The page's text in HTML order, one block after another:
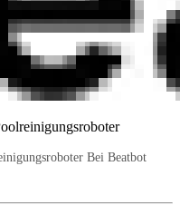
Bei Beatbot